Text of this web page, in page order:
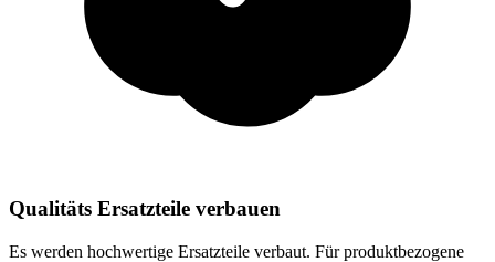
Qualitäts Ersatzteile verbauen
Es werden hochwertige Ersatzteile verbaut. Für produktbezogene